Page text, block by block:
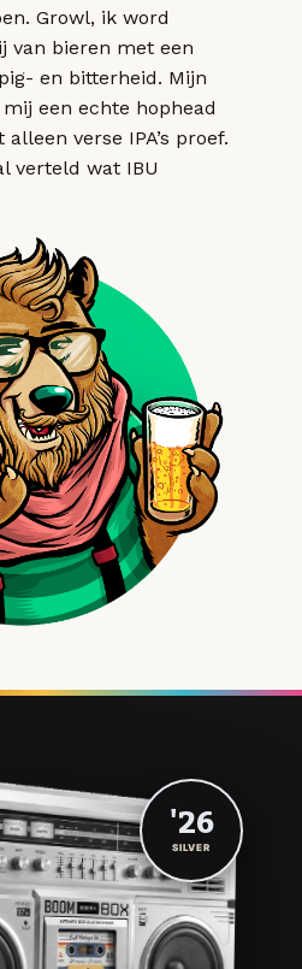
Growl, ik word
van bieren met een
en bitterheid. Mijn
een echte hophead
verse IPA’s proef.
verteld wat IBU
'26
SILVER